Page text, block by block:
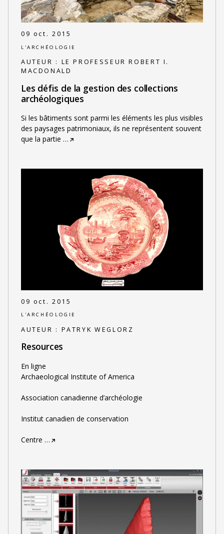
09 oct. 2015
L'ARCHÉOLOGIE
AUTEUR : LE PROFESSEUR ROBERT I.
MACDONALD
Les défis de la gestion des collections
archéologiques
Si les bâtiments sont parmi les éléments les plus visibles
des paysages patrimoniaux, ils ne représentent souvent
que la partie …
09 oct. 2015
L'ARCHÉOLOGIE
AUTEUR : PATRYK WEGLORZ
Resources
En ligne
Archaeological Institute of America
Association canadienne d’archéologie
Institut canadien de conservation
Centre …